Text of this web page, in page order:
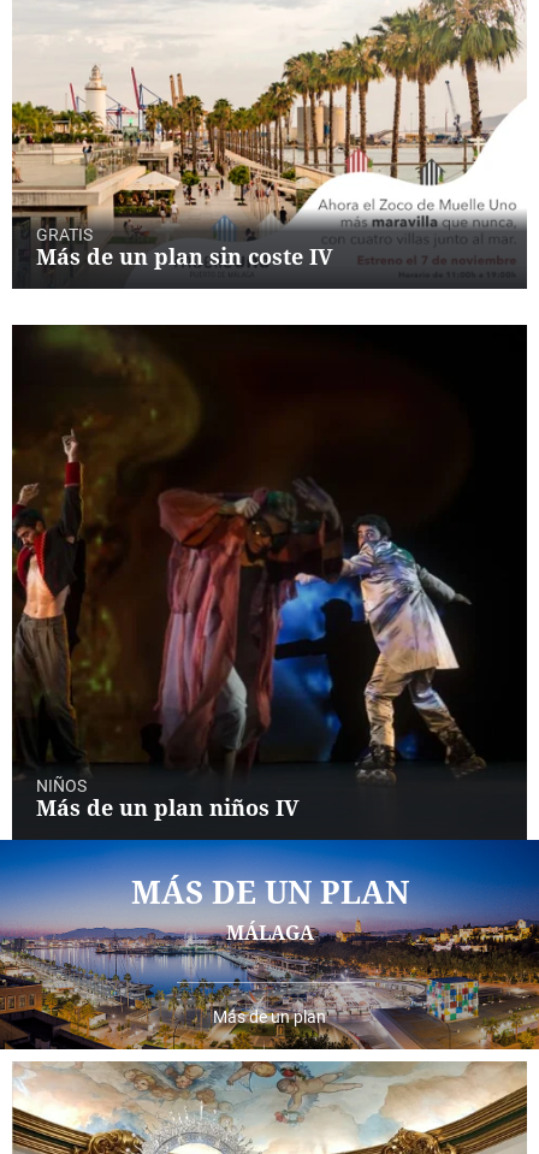
GRATIS
Más de un plan sin coste IV
NIÑOS
Más de un plan niños IV
MÁS DE UN PLAN
MÁLAGA
Más de un plan